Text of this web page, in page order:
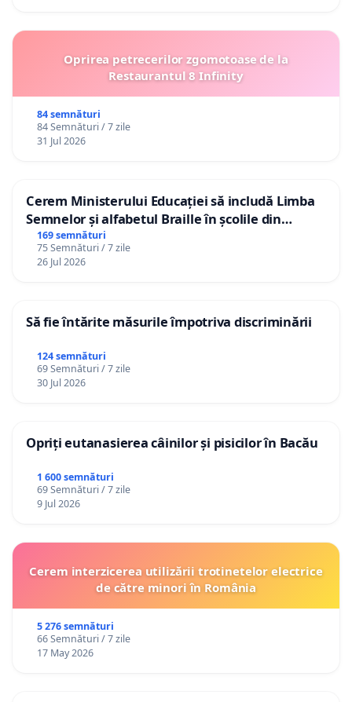
Oprirea petrecerilor zgomotoase de la
Restaurantul 8 Infinity
84 semnături
84 Semnături / 7 zile
31 Jul 2026
Cerem Ministerului Educației să includă Limba
Semnelor și alfabetul Braille în școlile din
Republica Moldova!
169 semnături
75 Semnături / 7 zile
26 Jul 2026
Să fie întărite măsurile împotriva discriminării
124 semnături
69 Semnături / 7 zile
30 Jul 2026
Opriți eutanasierea câinilor și pisicilor în Bacău
1 600 semnături
69 Semnături / 7 zile
9 Jul 2026
Cerem interzicerea utilizării trotinetelor electrice
de către minori în România
5 276 semnături
66 Semnături / 7 zile
17 May 2026